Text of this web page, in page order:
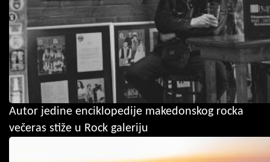
Autor jedine enciklopedije makedonskog rocka
večeras stiže u Rock galeriju